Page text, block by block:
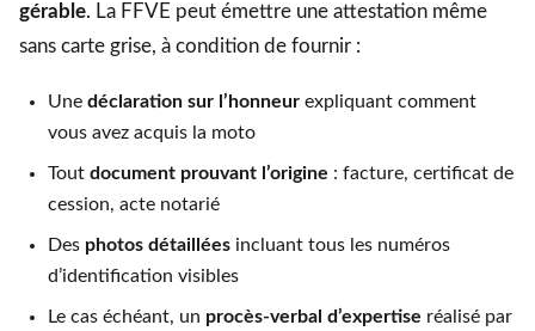
gérable. La FFVE peut émettre une attestation même
sans carte grise, à condition de fournir :
Une déclaration sur l’honneur expliquant comment
vous avez acquis la moto
Tout document prouvant l’origine : facture, certificat de
cession, acte notarié
Des photos détaillées incluant tous les numéros
d’identification visibles
Le cas échéant, un procès-verbal d’expertise réalisé par